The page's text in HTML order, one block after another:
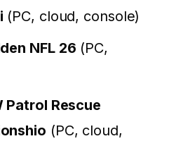
(PC, cloud, console)
NFL 26 (PC,
Patrol Rescue
(PC, cloud,